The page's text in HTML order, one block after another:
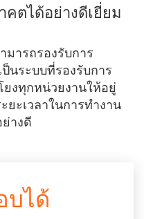
คตได้อย่างดีเยี่ยม
ามารถรองรับการ
นระบบที่รองรับการ
งทุกหน่วยงานให้อยู่
ยะเวลาในการทำงาน
ย่างดี
บได้